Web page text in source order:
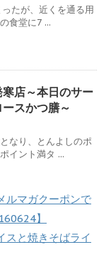
たが、近くを通る用
食堂に7 ...
店～本日のサー
スかつ膳～
なり、とんよしのポ
イント満タ ...
ルマガクーポンで
】
スと焼きそばライ